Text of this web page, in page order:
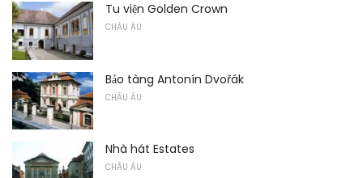
Tu viện Golden Crown
CHÂU ÂU
Bảo tàng Antonín Dvořák
CHÂU ÂU
Nhà hát Estates
CHÂU ÂU